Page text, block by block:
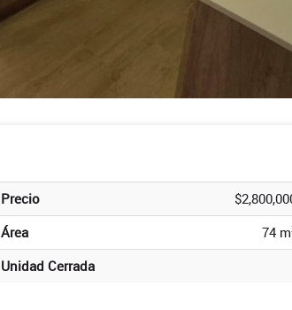
Precio
Área
74 m
Unidad Cerrada